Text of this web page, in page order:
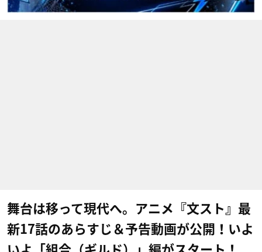
舞台は移って現代へ。アニメ『文スト』最
新17話のあらすじ＆予告動画が公開！いよ